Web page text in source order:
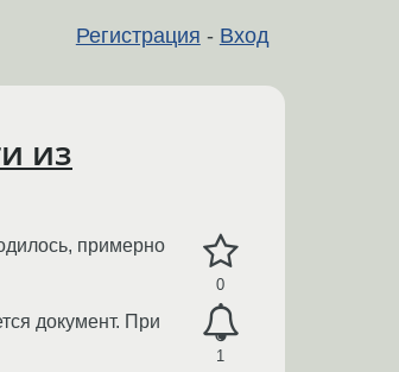
Регистрация - Вход
из
0
1
примерно
документ. При